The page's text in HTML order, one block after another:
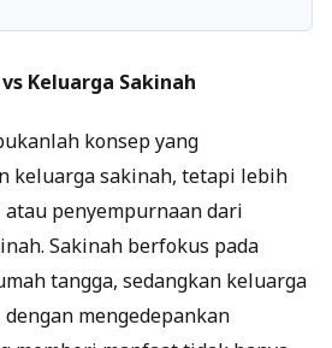
Keluarga Sakinah
konsep yang
keluarga sakinah, tetapi lebih
penyempurnaan dari
Sakinah berfokus pada
tangga, sedangkan keluarga
mengedepankan